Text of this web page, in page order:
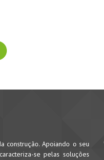
construção. Apoiando o seu
se pelas soluções